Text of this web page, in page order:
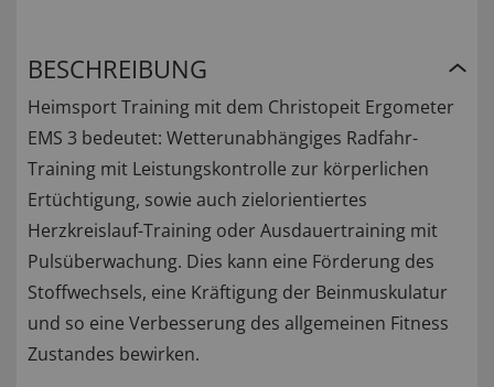
BESCHREIBUNG
Heimsport Training mit dem Christopeit Ergometer
EMS 3 bedeutet: Wetterunabhängiges Radfahr-
Training mit Leistungskontrolle zur körperlichen
Ertüchtigung, sowie auch zielorientiertes
Herzkreislauf-Training oder Ausdauertraining mit
Pulsüberwachung. Dies kann eine Förderung des
Stoffwechsels, eine Kräftigung der Beinmuskulatur
und so eine Verbesserung des allgemeinen Fitness
Zustandes bewirken.